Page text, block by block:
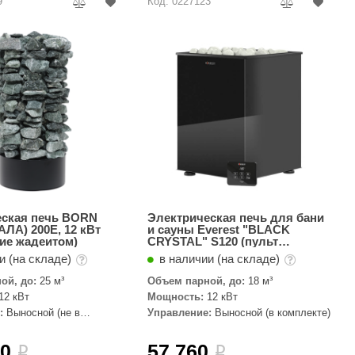
печь BORN
200E, 12 кВт
жадеитом)
(на складе)
до: 25 м³
кВт
Выносной (не в
i
Электрическая печь для бани
и сауны Everest "BLACK
CRYSTAL" S120 (пульт
управления в комплекте)
в наличии (на складе)
Объем парной, до: 18 м³
Мощность: 12 кВт
Управление: Выносной (в комплекте)
i